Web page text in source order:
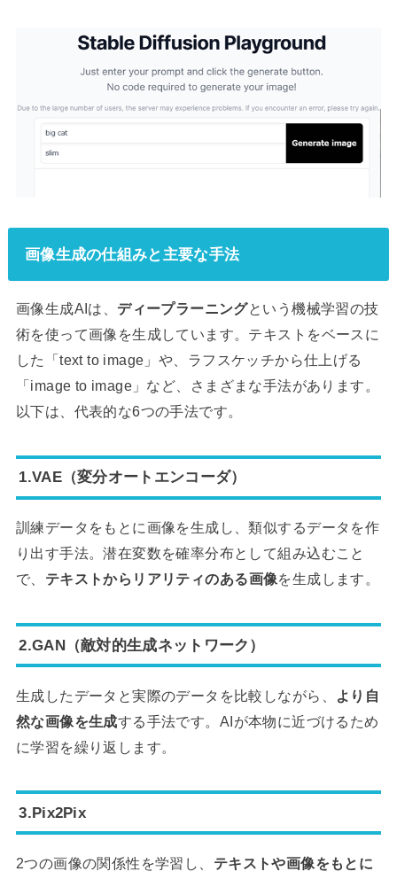
画像生成の仕組みと主要な手法
画像生成AIは、 ディープラーニングという機械学習の技
術を使って画像を生成しています。テキストをベースに
した「text to image」や、ラフスケッチから仕上げる
「image to image」など、さまざまな手法があります。
以下は、代表的な6つの手法です。
1.VAE（変分オートエンコーダ）
訓練データをもとに画像を生成し、類似するデータを作
り出す手法。潜在変数を確率分布として組み込むこと
で、 テキストからリアリティのある画像を生成します。
2.GAN（敵対的生成ネットワーク）
生成したデータと実際のデータを比較しながら、
より自
然な画像を生成する手法です。AIが本物に近づけるため
に学習を繰り返します。
3.Pix2Pix
2つの画像の関係性を学習し、 テキストや画像をもとに